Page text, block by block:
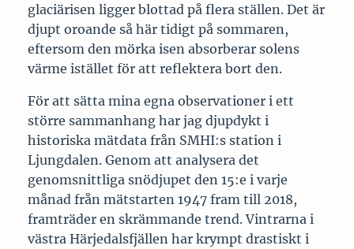
glaciärisen ligger blottad på flera ställen. Det är
djupt oroande så här tidigt på sommaren,
eftersom den mörka isen absorberar solens
värme istället för att reflektera bort den.
För att sätta mina egna observationer i ett
större sammanhang har jag djupdykt i
historiska mätdata från SMHI:s station i
Ljungdalen. Genom att analysera det
genomsnittliga snödjupet den 15:e i varje
månad från mätstarten 1947 fram till 2018,
framträder en skrämmande trend. Vintrarna i
västra Härjedalsfjällen har krympt drastiskt i